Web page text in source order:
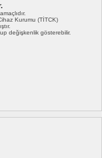
Kurumu (TİTCK)
değişkenlik gösterebilir.